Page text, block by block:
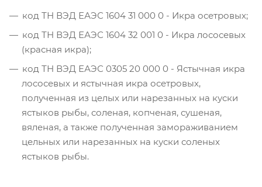
код ТН ВЭД ЕАЭС 1604 31 000 0 - Икра осетровых;
код ТН ВЭД ЕАЭС 1604 32 001 0 - Икра лососевых
(красная икра);
код ТН ВЭД ЕАЭС 0305 20 000 0 - Ястычная икра
лососевых и ястычная икра осетровых,
полученная из целых или нарезанных на куски
ястыков рыбы, соленая, копченая, сушеная,
вяленая, а также полученная замораживанием
цельных или нарезанных на куски соленых
ястыков рыбы.